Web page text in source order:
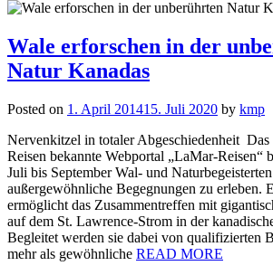
Wale erforschen in der
Natur Kanadas
Posted on 1. April 201415. Juli 2020 by kmp
Nervenkitzel in totaler Abgeschiedenheit Das
Reisen bekannte Webportal „LaMar-Reisen“
Juli bis September Wal- und
außergewöhnliche Begegnungen zu erleben.
ermöglicht das Zusammentreffen mit
auf dem St. Lawrence-Strom in der
Begleitet werden sie dabei von qualifizierten
mehr als gewöhnliche READ MORE